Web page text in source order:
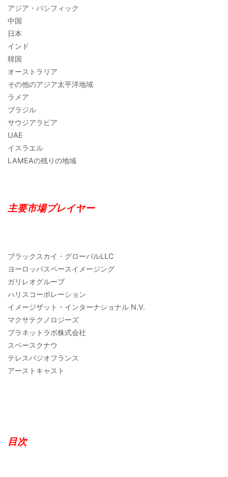
アジア・パシフィック
中国
日本
インド
韓国
オーストラリア
その他のアジア太平洋地域
ラメア
ブラジル
サウジアラビア
UAE
イスラエル
LAMEAの残りの地域
主要市場プレイヤー
ブラックスカイ・グローバルLLC
ヨーロッパスペースイメージング
ガリレオグループ
ハリスコーポレーション
イメージザット・インターナショナル N.V.
マクサテクノロジーズ
プラネットラボ株式会社
スペースクナウ
テレスパジオフランス
アーストキャスト
目次